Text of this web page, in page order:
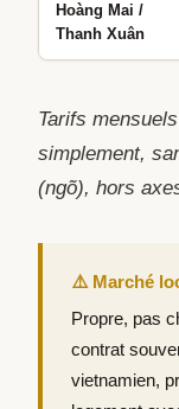
Hoàng Mai /
Thanh Xuân
Tarifs
simplement,
(ngõ), hors
⚠️ Marché
Propre, pas
contrat
vietnamien,